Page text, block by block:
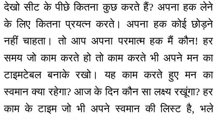
देखो सीट के पीछे कितना कुछ करते हैं? अपना हक लेने
के लिए कितना प्रयत्न करते। अपना हक कोई छोड़ने
नहीं चाहता। तो आप अपना परमात्म हक मैं कौन! हर
समय जो काम करते हो तो काम करते भी अपने मन का
टाइमटेबल बनाके रखो। यह काम करते हुए मन का
स्वमान क्या रहेगा? आज के दिन कौन सा लक्ष्य रखूंगा? हर
काम के टाइम जो भी अपने स्वमान की लिस्ट है, भले